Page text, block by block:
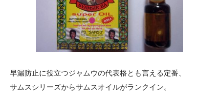
早漏防止に役立つジャムウの代表格とも言える定番、
サムスシリーズからサムスオイルがランクイン。